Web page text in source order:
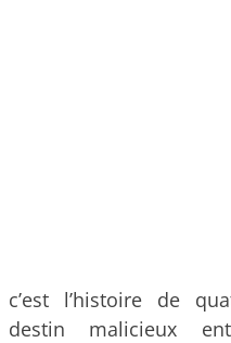
c’est l’histoire de
destin malicieux